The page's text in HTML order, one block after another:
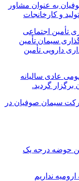
به عنوان مشاور
و کارخانجات
تأمین اجتماعی
سیمان تأمین
دارویی تأمین
عادی سالیانه
گردید.
سیمان صوفیان در
حوضه‌ درجه یک
نداریم